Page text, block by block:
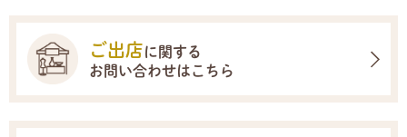
ご出店に関する
お問い合わせはこちら